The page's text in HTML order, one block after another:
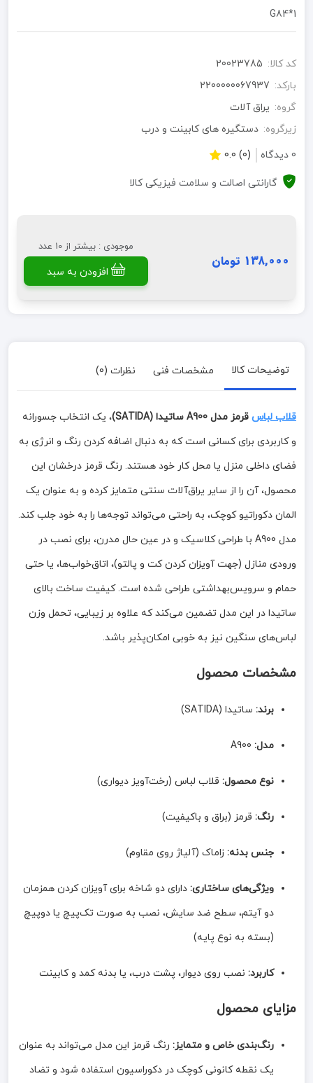
G84*1
کد کالا: 20023785
بارکد: 2200000067937
گروه: یراق آلات
زیرگروه: دستگیره های کابینت و درب
0 دیدگاه
(0) 0.0
گارانتی اصالت و سلامت فیزیکی کالا
138,000 تومان
موجودی : بیشتر از 10 عدد
افزودن به سبد
توضیحات کالا مشخصات فنی نظرات (0)
قلاب لباس قرمز مدل A900 ساتیدا (SATIDA)
، یک انتخاب جسورانه
و کاربردی برای کسانی است که به دنبال اضافه کردن رنگ و انرژی به
فضای داخلی منزل یا محل کار خود هستند. رنگ قرمز درخشان این
محصول، آن را از سایر یراق‌آلات سنتی متمایز کرده و به عنوان یک
المان دکوراتیو کوچک، به راحتی می‌تواند توجه‌ها را به خود جلب کند.
مدل A900 با طراحی کلاسیک و در عین حال مدرن، برای نصب در
ورودی منازل (جهت آویزان کردن کت و پالتو)، اتاق‌خواب‌ها، یا حتی
حمام و سرویس‌بهداشتی طراحی شده است. کیفیت ساخت بالای
ساتیدا در این مدل تضمین می‌کند که علاوه بر زیبایی، تحمل وزن
لباس‌های سنگین نیز به خوبی امکان‌پذیر باشد.
مشخصات محصول
برند: ساتیدا (SATIDA)
مدل:
نوع محصول: قلاب لباس (رخت‌آویز دیواری)
رنگ: قرمز (براق و باکیفیت)
جنس بدنه: زاماک (آلیاژ روی مقاوم)
ویژگی‌های ساختاری: دارای دو شاخه برای آویزان کردن همزمان
دو آیتم، سطح ضد سایش، نصب به صورت تک‌پیچ یا دوپیچ
(بسته به نوع پایه)
کاربرد: نصب روی دیوار، پشت درب، یا بدنه کمد و کابینت
مزایای محصول
رنگ‌بندی خاص و متمایز: رنگ قرمز این مدل می‌تواند به عنوان
یک نقطه کانونی کوچک در دکوراسیون استفاده شود و تضاد